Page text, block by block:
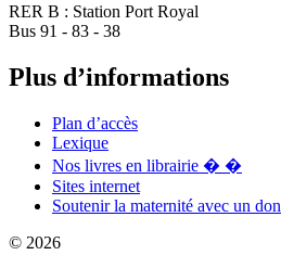
RER B : Station Port Royal
Bus 91 - 83 - 38
Plus d’informations
Plan d’accès
Lexique
Nos livres en librairie � �
Sites internet
Soutenir la maternité avec un don
© 2026